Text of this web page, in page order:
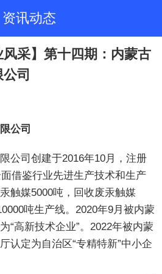
资讯动态
风采】第十四期：内蒙古
司
公司
公司创建于2016年10月，注册
借鉴行业先进生产技术和生产
触媒5000吨，回收废汞触媒
吨生产线。2020年9月被内蒙
“高新技术企业”。2022年被内蒙
认定为自治区“专精特新”中小企